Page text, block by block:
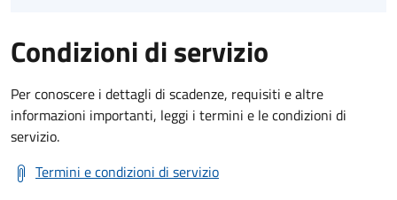
Condizioni di servizio
Per conoscere i dettagli di scadenze, requisiti e altre
informazioni importanti, leggi i termini e le condizioni di
servizio.
Termini e condizioni di servizio